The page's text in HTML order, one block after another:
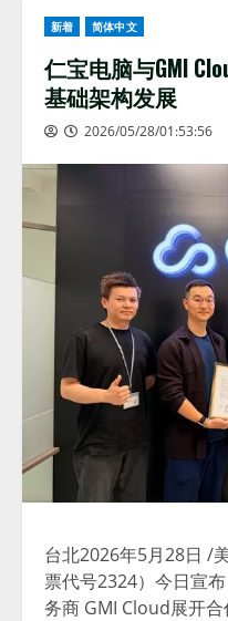
新着 简体中文
仁宝电脑与GMI
基础架构发展
2026/05/28/01:53:56
台北2026年5月28日 /
票代号2324） 今日宣
务商 GMI Cloud展开